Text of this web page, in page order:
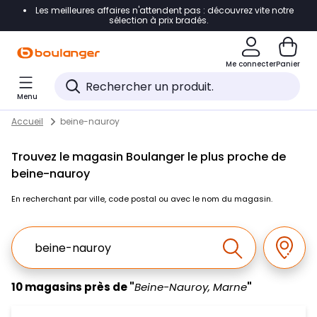
Accéder directement à la navigation
Accéder directement au pied de page
Accéder directement au chatbot
Les meilleures affaires n'attendent pas : découvrez vite notre
sélection à prix bradés.
Me connecterPanier
Menu
Skip to content
Return to Nav
Accueil beine-nauroy
Trouvez le magasin Boulanger le plus proche de
beine-nauroy
En recherchant par ville, code postal ou avec le nom du magasin.
Ville, Region, Code postal ou Ville & Pays
Effectuer la
10 magasins près de "Beine-Nauroy, Marne"